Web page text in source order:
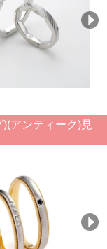
アンティーク)見